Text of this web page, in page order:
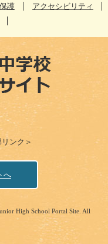
護
アクセシビリティ
リンク＞
へ
High School Portal Site. All